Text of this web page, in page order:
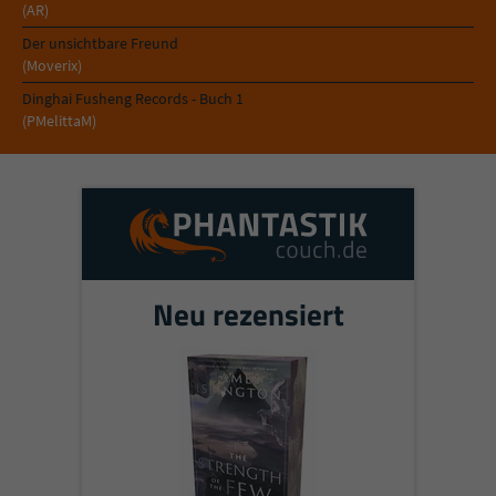
(AR)
Der unsichtbare Freund
(Moverix)
Dinghai Fusheng Records - Buch 1
(PMelittaM)
Neu rezensiert
überprüfen.